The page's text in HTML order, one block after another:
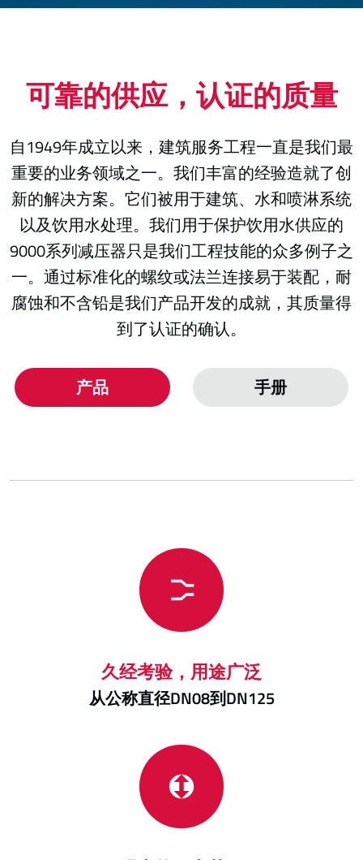
可靠的供应，认证的质量
自1949年成立以来，建筑服务工程一直是我们最
重要的业务领域之一。我们丰富的经验造就了创
新的解决方案。它们被用于建筑、水和喷淋系统
以及饮用水处理。我们用于保护饮用水供应的
9000系列减压器只是我们工程技能的众多例子之
一。通过标准化的螺纹或法兰连接易于装配，耐
腐蚀和不含铅是我们产品开发的成就，其质量得
到了认证的确认。
产品 手册
久经考验，用途广泛
从公称直径DN08到DN125